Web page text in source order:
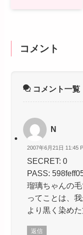
コメント
コメント一覧
N
2007年6月21日 11:45
SECRET: 0
PASS:
瑠璃ちゃんの
ってことは、
より黒く染め
返信